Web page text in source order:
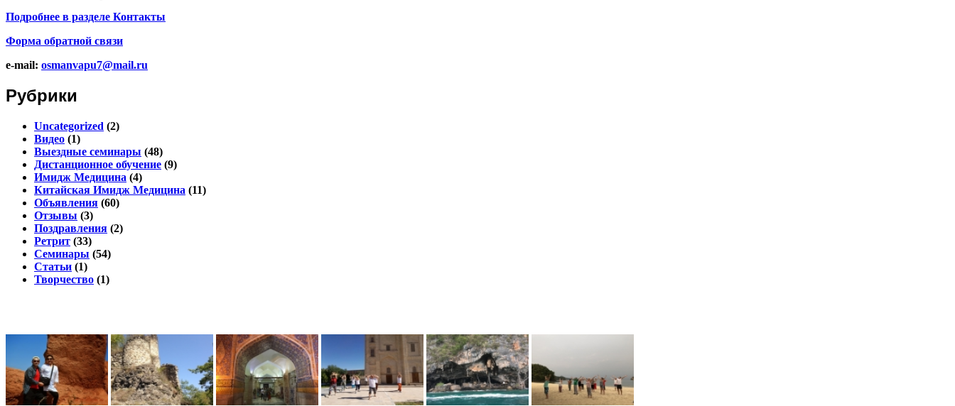
Подробнее в разделе Контакты
Форма обратной связи
e-mail: osmanvapu7@mail.ru
Рубрики
Uncategorized (2)
Видео (1)
Выездные семинары (48)
Дистанционное обучение (9)
Имидж Медицина (4)
Китайская Имидж Медицина (11)
Объявления (60)
Отзывы (3)
Поздравления (2)
Ретрит (33)
Семинары (54)
Статьи (1)
Творчество (1)